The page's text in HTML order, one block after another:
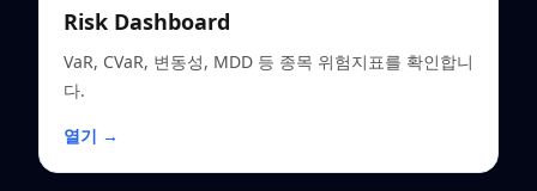
Risk Dashboard
VaR, CVaR, 변동성, MDD 등 종목 위험지표를 확인합니
다.
열기 →